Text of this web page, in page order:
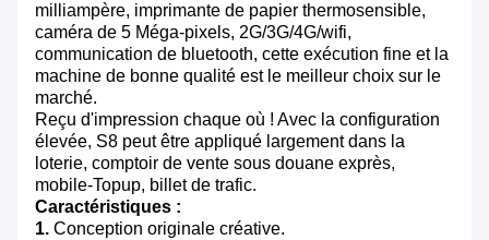
milliampère, imprimante de papier thermosensible,
caméra de 5 Méga-pixels, 2G/3G/4G/wifi,
communication de bluetooth, cette exécution fine et la
machine de bonne qualité est le meilleur choix sur le
marché.
Reçu d'impression chaque où ! Avec la configuration
élevée, S8 peut être appliqué largement dans la
loterie, comptoir de vente sous douane exprès,
mobile-Topup, billet de trafic.
Caractéristiques :
1. Conception originale créative.